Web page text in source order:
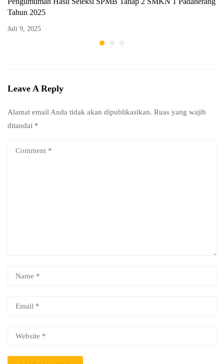
Tahun 2025
Juli 9, 2025
Leave A Reply
Alamat email Anda tidak akan dipublikasikan. Ruas yang wajib
ditandai *